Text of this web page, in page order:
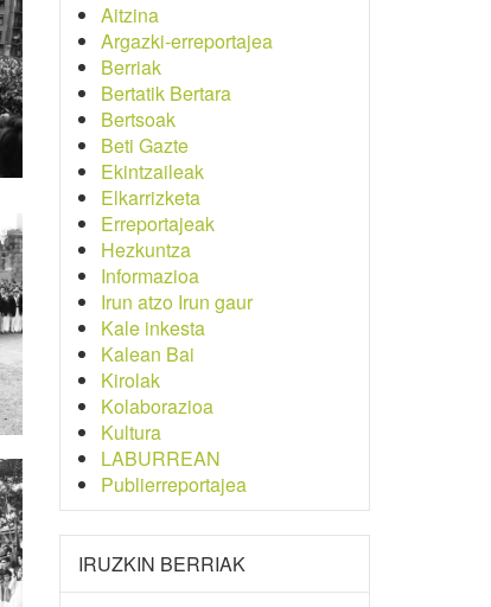
Aitzina
Argazki-erreportajea
Berriak
Bertatik Bertara
Bertsoak
Beti Gazte
Ekintzaileak
Elkarrizketa
Erreportajeak
Hezkuntza
Informazioa
Irun atzo Irun gaur
Kale inkesta
Kalean Bai
Kirolak
Kolaborazioa
Kultura
LABURREAN
Publierreportajea
IRUZKIN BERRIAK